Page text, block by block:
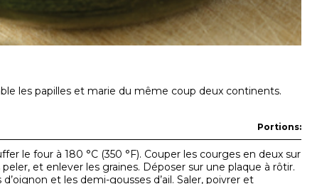
les papilles et marie du même coup deux continents.
Portions:
le four à 180 °C (350 °F). Couper les courges en deux sur
peler, et enlever les graines. Déposer sur une plaque à rôtir.
et les demi-gousses d’ail. Saler, poivrer et